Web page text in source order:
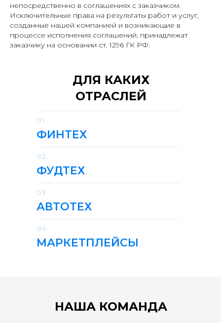
непосредственно в соглашениях с заказчиком.​
Исключительные права на результаты работ и услуг,
созданные нашей компанией и возникающие в
процессе исполнения соглашений, принадлежат
заказчику на основании ст. 1296 ГК РФ.​
ДЛЯ КАКИХ
ОТРАСЛЕЙ
ФИНТЕХ
01
ФУДТЕХ
02
АВТОТЕХ
03
МАРКЕТПЛЕЙСЫ
04
НАША КОМАНДА